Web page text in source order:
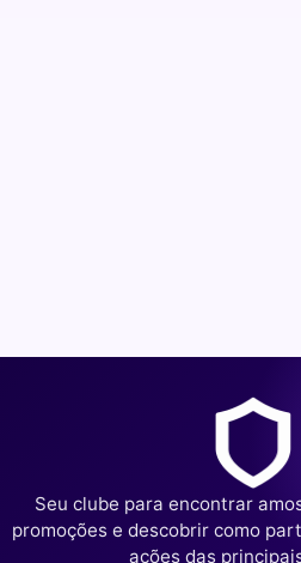
Seu clube para encontrar
promoções e descobrir como
ações das